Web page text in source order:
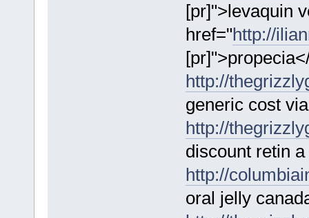
[pr]">levaquin
href="http://
http://
generic cost
http://
discount retin a
http://
oral jelly